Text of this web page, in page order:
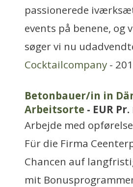
passionerede
events på benene,
søger vi nu
Cocktailcompany -
Betonbauer/in in
Arbeitsorte - EUR
Arbejde med
Für die Firma
Chancen auf
mit